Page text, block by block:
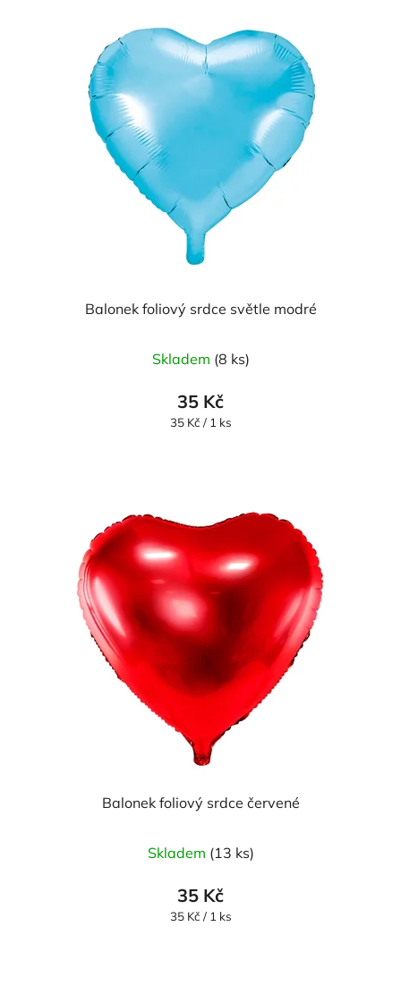
Balonek foliový srdce světle modré
Skladem (8 ks)
35 Kč
Měrná
35 Kč / 1 ks
Balonek foliový srdce červené
Skladem (13 ks)
35 Kč
Měrná
35 Kč / 1 ks